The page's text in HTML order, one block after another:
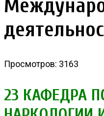
Просмотров: 3163
23 КАФЕДРА